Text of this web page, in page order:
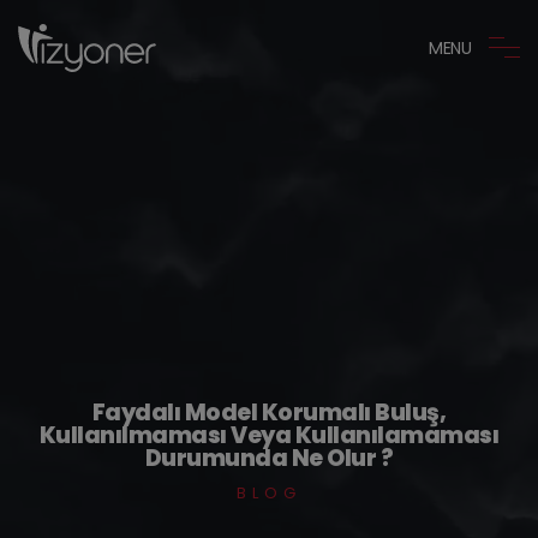
MENU
Faydalı Model Korumalı Buluş,
Kullanılmaması Veya Kullanılamaması
Durumunda Ne Olur ?
BLOG